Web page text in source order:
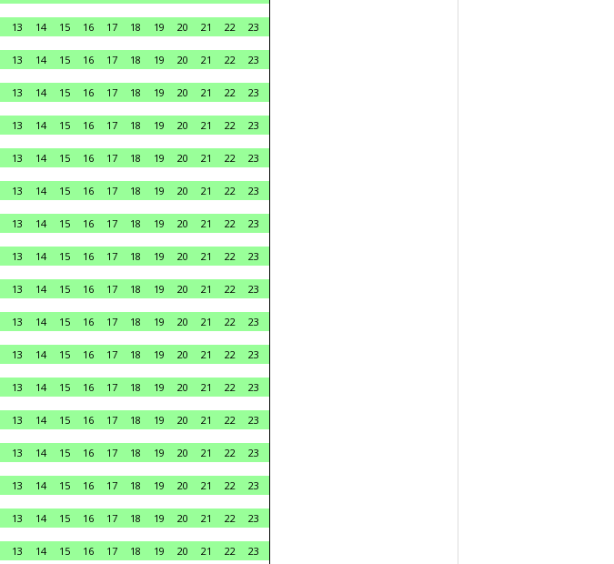
13 14 15 16 17 18 19 20 21 22
23
13 14 15 16 17 18 19 20 21 22
23
13 14 15 16 17 18 19 20 21 22
23
13 14 15 16 17 18 19 20 21 22
23
13 14 15 16 17 18 19 20 21 22
23
13 14 15 16 17 18 19 20 21 22
23
13 14 15 16 17 18 19 20 21 22
23
13 14 15 16 17 18 19 20 21 22
23
13 14 15 16 17 18 19 20 21 22
23
13 14 15 16 17 18 19 20 21 22
23
13 14 15 16 17 18 19 20 21 22
23
13 14 15 16 17 18 19 20 21 22
23
13 14 15 16 17 18 19 20 21 22
23
13 14 15 16 17 18 19 20 21 22
23
13 14 15 16 17 18 19 20 21 22
23
13 14 15 16 17 18 19 20 21 22
23
13 14 15 16 17 18 19 20 21 22
23